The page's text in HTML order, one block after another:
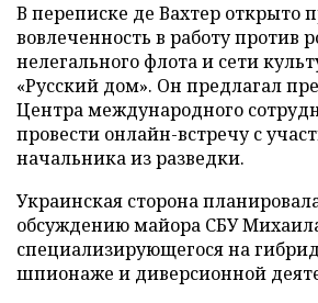
В переписке де Вахтер открыто
вовлеченность в работу против
нелегального флота и сети
«Русский дом». Он предлагал
Центра международного
провести онлайн-встречу с
начальника из разведки.
Украинская сторона
обсуждению майора СБУ
специализирующегося на
шпионаже и диверсионной